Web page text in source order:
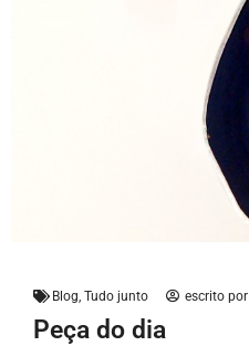
Blog, Tudo junto escrito por
Peça do dia